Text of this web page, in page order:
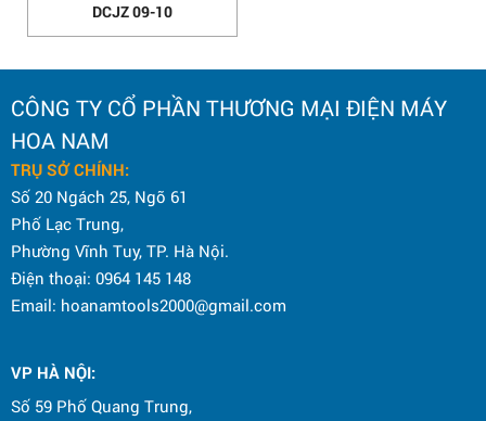
DCJZ 09-10
CÔNG TY CỔ PHẦN THƯƠNG MẠI ĐIỆN MÁY
HOA NAM
TRỤ SỞ CHÍNH:
Số 20 Ngách 25, Ngõ 61
Phố Lạc Trung,
Phường Vĩnh Tuy, TP. Hà Nội.
Điện thoại: 0964 145 148
Email: hoanamtools2000@gmail.com
VP HÀ NỘI:
Số 59 Phố Quang Trung,